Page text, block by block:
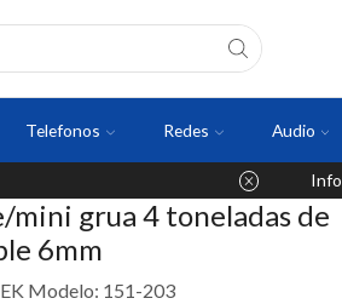
Telefonos Redes Audio
Info
mini grua 4 toneladas de
6mm
Modelo: 151-203